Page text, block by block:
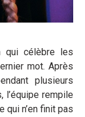
qui célèbre les
mot. Après
plusieurs
l’équipe rempile
qui n’en finit pas